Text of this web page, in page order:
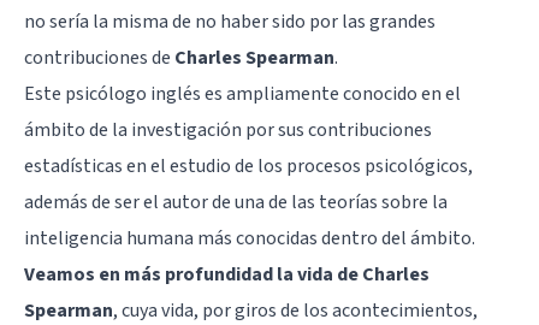
no sería la misma de no haber sido por las grandes
contribuciones de Charles Spearman.
Este psicólogo inglés es ampliamente conocido en el
ámbito de la investigación por sus contribuciones
estadísticas en el estudio de los procesos psicológicos,
además de ser el autor de una de las teorías sobre la
inteligencia humana más conocidas dentro del ámbito.
Veamos en más profundidad la vida de Charles
Spearman, cuya vida, por giros de los acontecimientos,